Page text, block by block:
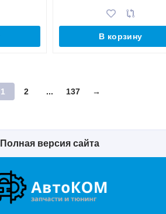
В корзину
1 2 ... 137 →
Полная версия сайта